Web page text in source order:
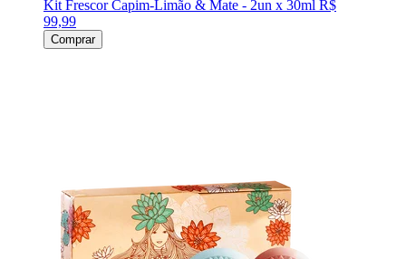
Kit Frescor Capim-Limão & Mate - 2un x 30ml R$
99,99
Comprar